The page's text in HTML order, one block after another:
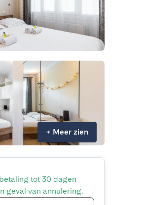
+ Meer zien
tot 30 dagen
geval van annulering.